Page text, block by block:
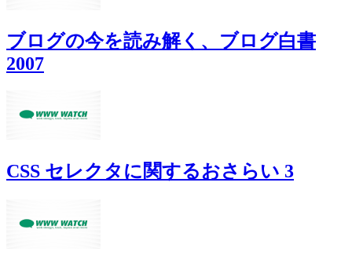
ブログの今を読み解く、ブログ白書
2007
CSS セレクタに関するおさらい 3